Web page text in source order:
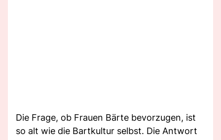
Die Frage, ob Frauen Bärte bevorzugen, ist
so alt wie die Bartkultur selbst. Die Antwort